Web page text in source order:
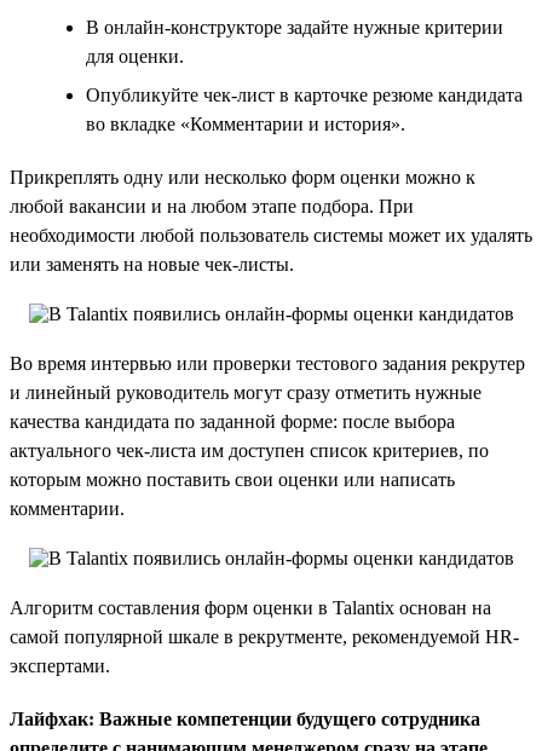
В онлайн-конструкторе задайте нужные критерии
для оценки.
Опубликуйте чек-лист в карточке резюме кандидата
во вкладке «Комментарии и история».
Прикреплять одну или несколько форм оценки можно к
любой вакансии и на любом этапе подбора. При
необходимости любой пользователь системы может их удалять
или заменять на новые чек-листы.
Во время интервью или проверки тестового задания рекрутер
и линейный руководитель могут сразу отметить нужные
качества кандидата по заданной форме: после выбора
актуального чек-листа им доступен список критериев, по
которым можно поставить свои оценки или написать
комментарии.
Алгоритм составления форм оценки в Talantix основан на
самой популярной шкале в рекрутменте, рекомендуемой HR-
экспертами.
Лайфхак: Важные компетенции будущего сотрудника